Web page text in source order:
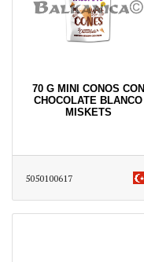
70 G MINI CONOS CON
CHOCOLATE BLANCO
MISKETS
5050100617